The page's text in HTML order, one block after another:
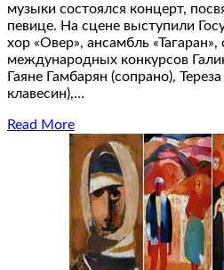
музыки состоялся концерт,
певице. На сцене выступили
хор «Овер», ансамбль
международных конкурсов
Гаяне Гамбарян (сопрано),
клавесин),…
Read More